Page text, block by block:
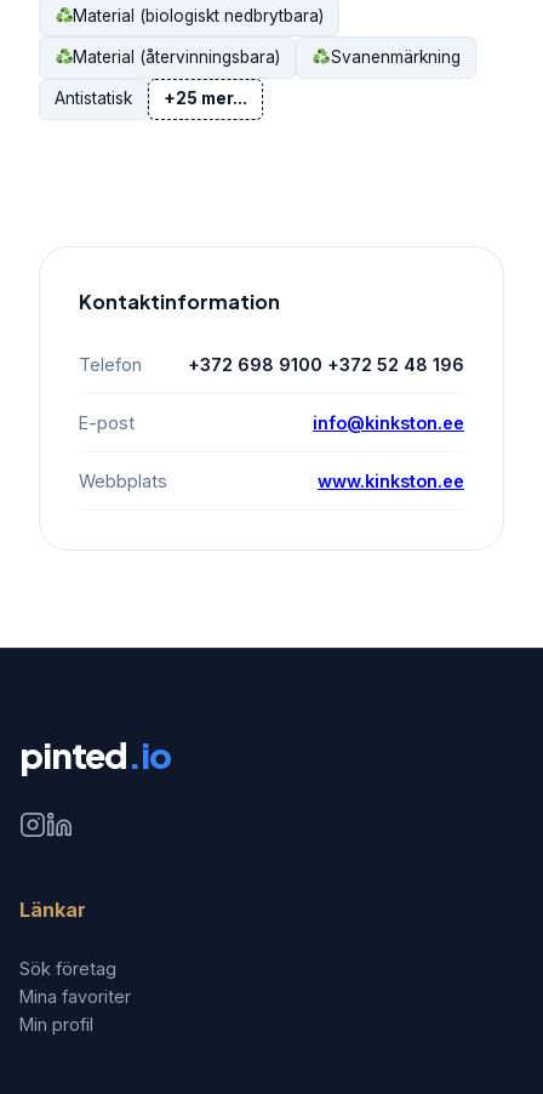
Material (biologiskt nedbrytbara)
Material (återvinningsbara) Svanenmärkning
Antistatisk +25 mer...
Kontaktinformation
Telefon +372 698 9100 +372 52 48 196
E-post info@kinkston.ee
Webbplats www.kinkston.ee
pinted.io
Länkar
Sök företag
Mina favoriter
Min profil